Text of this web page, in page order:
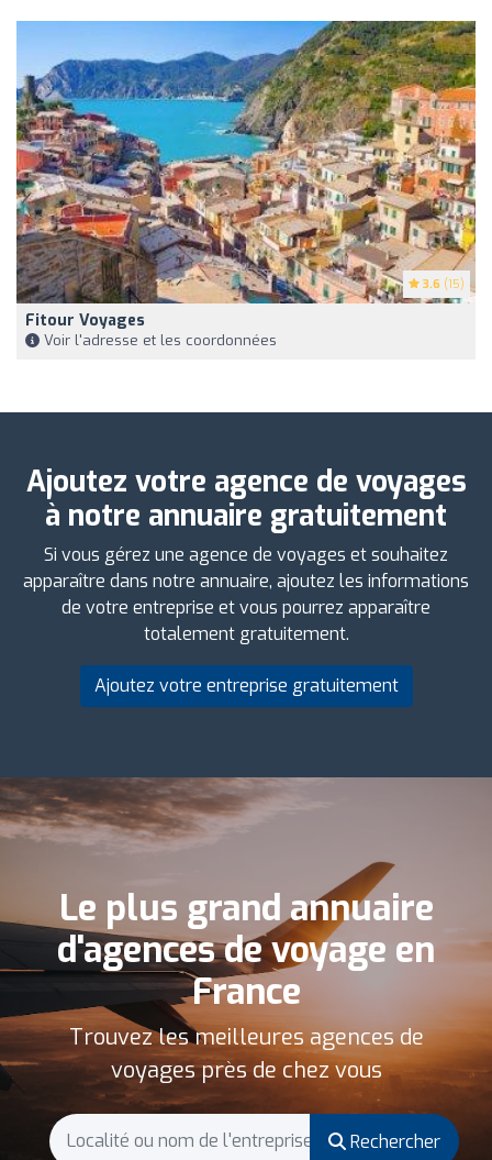
3.6 (15)
Fitour Voyages
Voir l'adresse et les coordonnées
Ajoutez votre agence de voyages
à notre annuaire gratuitement
Si vous gérez une agence de voyages et souhaitez
apparaître dans notre annuaire, ajoutez les informations
de votre entreprise et vous pourrez apparaître
totalement gratuitement.
Ajoutez votre entreprise gratuitement
Le plus grand annuaire
d'agences de voyage en
France
Trouvez les meilleures agences de
voyages près de chez vous
Rechercher